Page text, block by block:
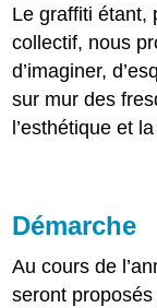
Le graffiti étant,
collectif, nous
d’imaginer,
sur mur des
l’esthétique et
Démarche
Au cours de
seront